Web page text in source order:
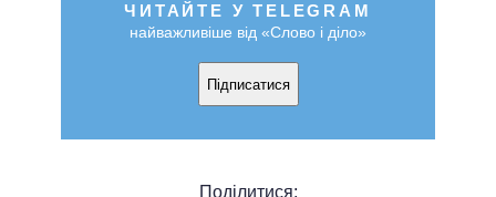
ЧИТАЙТЕ У TELEGRAM
найважливіше від «Слово і діло»
Підписатися
Поділитися: